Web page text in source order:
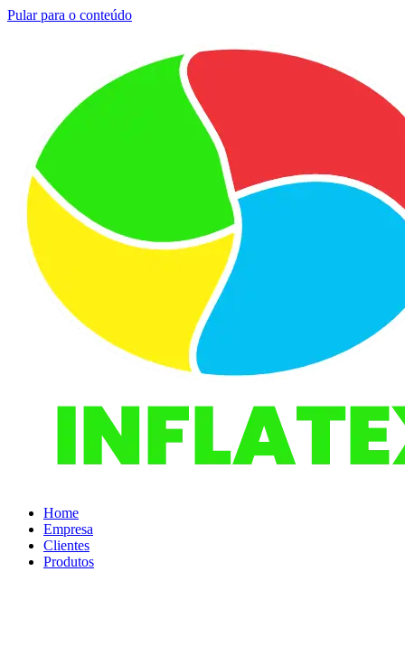
Pular para o conteúdo
Home
Empresa
Clientes
Produtos